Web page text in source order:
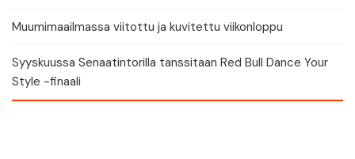
Muumimaailmassa viitottu ja kuvitettu viikonloppu
Syyskuussa Senaatintorilla tanssitaan Red Bull Dance Your
Style -finaali